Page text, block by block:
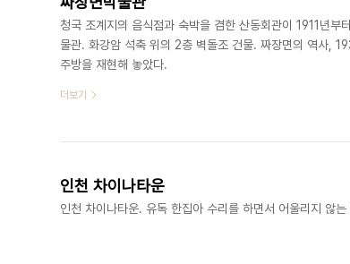
청국 조계지의 음식점과 숙박을 겸한 산동회관이 1911년부
물관. 화강암 석축 위의 2층 벽돌조 건물. 짜장면의 역사,
주방을 재현해 놓았다. ​​​
더보기
인천 차이나타운
인천 차이나타운. 유독 한집아 수리를 하면서 어울리지 않